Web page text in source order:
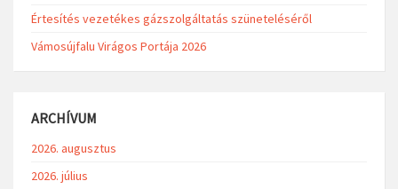
Értesítés vezetékes gázszolgáltatás szüneteléséről
Vámosújfalu Virágos Portája 2026
ARCHÍVUM
2026. augusztus
2026. július